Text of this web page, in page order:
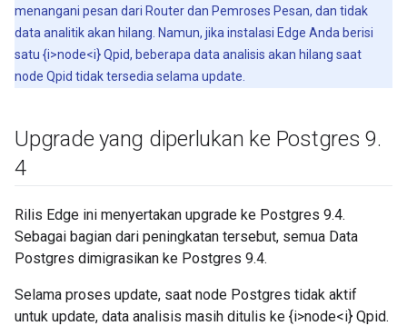
menangani pesan dari Router dan Pemroses Pesan, dan tidak
data analitik akan hilang. Namun, jika instalasi Edge Anda berisi
satu {i>node<i} Qpid, beberapa data analisis akan hilang saat
node Qpid tidak tersedia selama update.
Upgrade yang diperlukan ke Postgres 9.
4
Rilis Edge ini menyertakan upgrade ke Postgres 9.4.
Sebagai bagian dari peningkatan tersebut, semua Data
Postgres dimigrasikan ke Postgres 9.4.
Selama proses update, saat node Postgres tidak aktif
untuk update, data analisis masih ditulis ke {i>node<i} Qpid.